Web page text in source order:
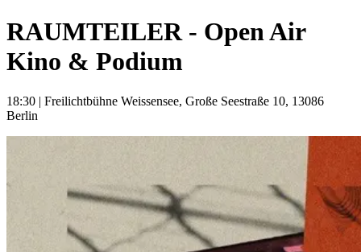
RAUMTEILER - Open Air
Kino & Podium
18:30 | Freilichtbühne Weissensee, Große Seestraße 10, 13086
Berlin